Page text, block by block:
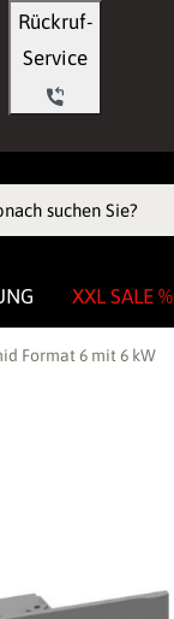
Rückruf-
XXL SALE %
Format 6 mit 6 kW